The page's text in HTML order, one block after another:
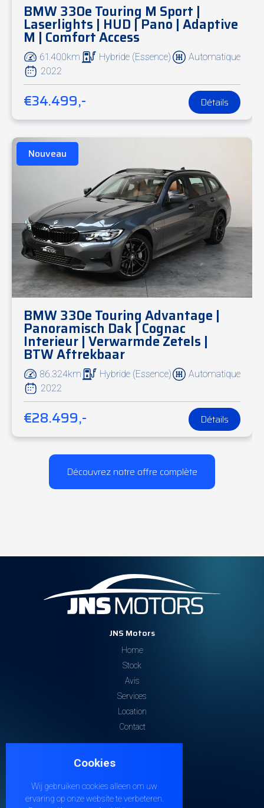
BMW 330e Touring M Sport |
Laserlights | HUD | Pano | Adaptive
M | Comfort Access
61.400km Hybride (Essence)
Automatique
2022
€34.499,- Détails
Nouveau
BMW 330e Touring Advantage |
Panoramisch Dak | Cognac
Interieur | Verwarmde Zetels |
BTW Aftrekbaar
86.324km Hybride (Essence)
Automatique
2022
€28.499,- Détails
Découvrez notre offre complète
JNS Motors
Home
Stock
Avis
Services
Location
Contact
Steenweg 32
+32 474 38 21 04
Cookies
Wij gebruiken cookies alleen om uw
ervaring op onze website te verbeteren.